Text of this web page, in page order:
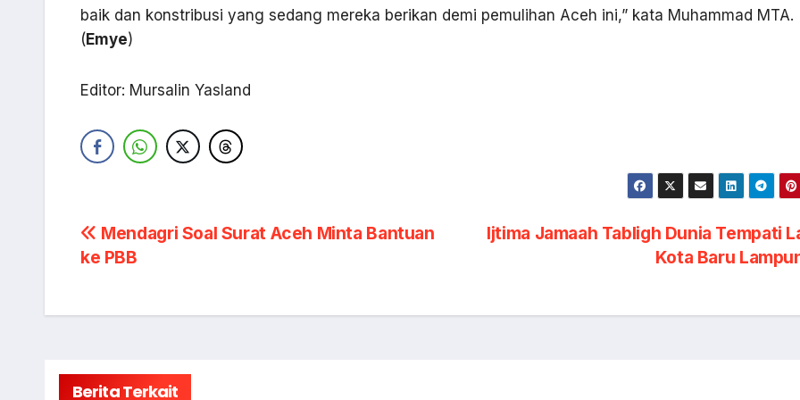
baik dan konstribusi yang sedang mereka berikan demi pemulihan Aceh ini,” kata Muhammad MTA.
( Emye)
Editor: Mursalin Yasland
Navigasi
pos
Ijtima Jamaah Tabligh Dunia Tempati
Kota Baru
Mendagri Soal Surat Aceh Minta Bantuan
ke PBB
Berita Terkait